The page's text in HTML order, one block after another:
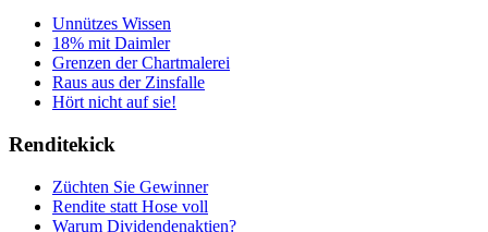
Unnützes Wissen
18% mit Daimler
Grenzen der Chartmalerei
Raus aus der Zinsfalle
Hört nicht auf sie!
Renditekick
Züchten Sie Gewinner
Rendite statt Hose voll
Warum Dividendenaktien?